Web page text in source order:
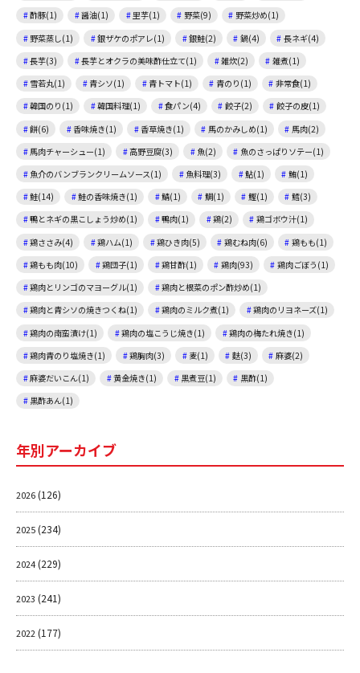
酢豚(1)
醤油(1) 里芋(1) 野菜(9)
野菜炒め(1)
野菜蒸し(1)
銀ザケのポアレ(1) 銀鮭(2) 鍋(4)
長ネギ(4)
長芋(3)
長芋とオクラの美味酢仕立て(1) 雑炊(2)
雑煮(1)
雪若丸(1)
青シソ(1) 青トマト(1) 青のり(1)
非常食(1)
韓国のり(1)
韓国料理(1) 食パン(4) 餃子(2)
餃子の皮(1)
餅(6)
香味焼き(1) 香草焼き(1) 馬のかみしめ(1)
馬肉(2)
馬肉チャーシュー(1)
高野豆腐(3) 魚(2)
魚のさっぱりソテー(1)
魚介のバンブランクリームソース(1)
魚料理(3) 鮎(1)
鮪(1)
鮭(14)
鮭の香味焼き(1) 鯖(1) 鯛(1) 鰹(1)
鱈(3)
鴨とネギの黒こしょう炒め(1)
鴨肉(1) 鶏(2)
鶏ゴボウ汁(1)
鶏ささみ(4)
鶏ハム(1) 鶏ひき肉(5) 鶏むね肉(6)
鶏もも(1)
鶏もも肉(10)
鶏団子(1) 鶏甘酢(1) 鶏肉(93)
鶏肉ごぼう(1)
鶏肉とリンゴのマヨーグル(1)
鶏肉と根菜のポン酢炒め(1)
鶏肉と青シソの焼きつくね(1)
鶏肉のミルク煮(1)
鶏肉のリヨネーズ(1)
鶏肉の南蛮漬け(1)
鶏肉の塩こうじ焼き(1)
鶏肉の梅たれ焼き(1)
鶏肉青のり塩焼き(1)
鶏胸肉(3) 麦(1) 麩(3)
麻婆(2)
麻婆だいこん(1)
黄金焼き(1) 黒煮豆(1)
黒酢(1)
黒酢あん(1)
年別アーカイブ
2026(126)
2025(234)
2024(229)
2023 (241)
2022(177)